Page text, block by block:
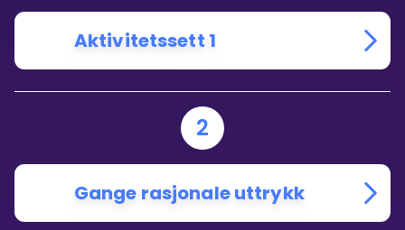
Aktivitetssett 1
2
Gange rasjonale uttrykk